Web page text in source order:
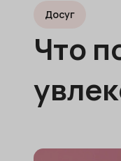
Досуг
Что